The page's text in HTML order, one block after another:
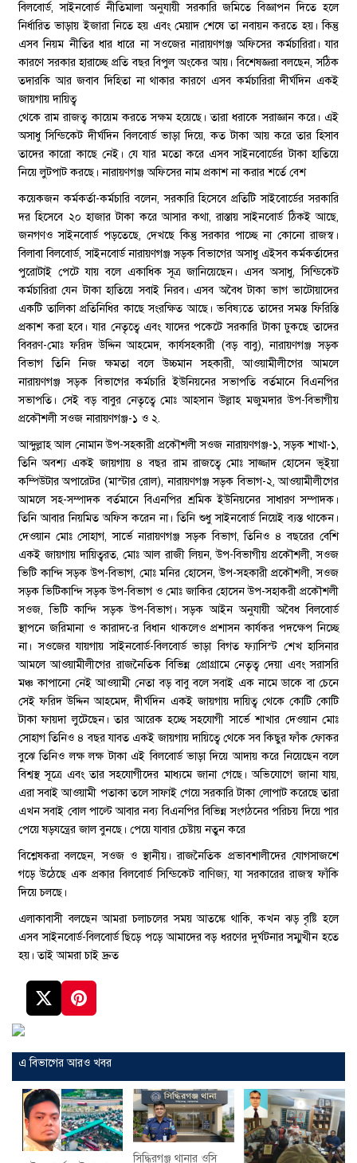
বিলবোর্ড, সাইনবোর্ড নীতিমালা অনুযায়ী সরকারি জমিতে বিজ্ঞাপন দিতে হলে
নির্ধারিত ভাড়ায় ইজারা নিতে হয় এবং মেয়াদ শেষে তা নবায়ন করতে হয়। কিন্তু
এসব নিয়ম নীতির ধার ধারে না সওজের নারায়ণগঞ্জ অফিসের কর্মচারিরা। যার
কারণে সরকার হারাচ্ছে প্রতি বছর বিপুল অংকের আয়। বিশেষজ্ঞরা বলছেন, সঠিক
তদারকি আর জবাব দিহিতা না থাকার কারণে এসব কর্মচারিরা দীর্ঘদিন একই
জায়গায় দায়িত্ব
থেকে রাম রাজত্ব কায়েম করতে সক্ষম হয়েছে। তারা ধরাকে সরাজ্ঞান করে। এই
অসাধু সিন্ডিকেট দীর্ঘদিন বিলবোর্ড ভাড়া দিয়ে, কত টাকা আয় করে তার হিসাব
তাদের কারো কাছে নেই। যে যার মতো করে এসব সাইনবোর্ডের টাকা হাতিয়ে
নিয়ে লুটপাট করছে। নারায়ণগঞ্জ অফিসের নাম প্রকাশ না করার শর্তে বেশ
কয়েকজন কর্মকর্তা-কর্মচারি বলেন, সরকারি হিসেবে প্রতিটি সাইবোর্ডের সরকারি
দর হিসেবে ২০ হাজার টাকা করে আসার কথা, রাস্তায় সাইনবোর্ড ঠিকই আছে,
জনগণও সাইনবোর্ড পড়তেছে, দেখছে কিন্তু সরকার পাচ্ছে না কোনো রাজস্ব।
বিলাবা বিলবোর্ড, সাইনবোর্ড নারায়ণগঞ্জ সড়ক বিভাগের অসাধু এইসব কর্মকর্তাদের
পুরোটাই পেটে যায় বলে একাধিক সূত্র জানিয়েছেন। এসব অসাধু, সিন্ডিকেট
কর্মচারিরা যেন টাকা হাতিয়ে সবাই নিরব। এসব অবৈধ টাকা ভাগ ভাটোয়াদের
একটি তালিকা প্রতিনিধির কাছে সংরক্ষিত আছে। ভবিষ্যতে তাদের সমস্ত ফিরিস্তি
প্রকাশ করা হবে। যার নেতৃত্বে এবং যাদের পকেটে সরকারি টাকা ঢুকছে তাদের
বিবরণ-মোঃ ফরিদ উদ্দিন আহমেদ, কার্যসহকারী (বড় বাবু), নারায়ণগঞ্জ সড়ক
বিভাগ তিনি নিজ ক্ষমতা বলে উচ্চমান সহকারী, আওয়ামীলীগের আমলে
নারায়ণগঞ্জ সড়ক বিভাগের কর্মচারি ইউনিয়নের সভাপতি বর্তমানে বিএনপির
সভাপতি। সেই বড় বাবুর নেতৃত্বে মোঃ আহসান উল্লাহ মজুমদার উপ-বিভাগীয়
প্রকৌশলী সওজ নারায়ণগঞ্জ-১ ও ২.
আব্দুল্লাহ আল নোমান উপ-সহকারী প্রকৌশলী সওজ নারায়ণগঞ্জ-১, সড়ক শাখা-১,
তিনি অবশ্য একই জায়গায় ৪ বছর রাম রাজত্বে মোঃ সাজ্জাদ হোসেন ভূইয়া
কম্পিউটার অপারেটর (মাস্টার রোল), নারায়ণগঞ্জ সড়ক বিভাগ-২, আওয়ামীলীগের
আমলে সহ-সম্পাদক বর্তমানে বিএনপির শ্রমিক ইউনিয়নের সাধারণ সম্পাদক।
তিনি আবার নিয়মিত অফিস করেন না। তিনি শুধু সাইনবোর্ড নিয়েই ব্যস্ত থাকেন।
দেওয়ান মোঃ সোহাগ, সার্ভে নারায়ণগঞ্জ সড়ক বিভাগ, তিনিও ৪ বছরের বেশি
একই জায়গায় দায়িত্বরত, মোঃ আল রাজী লিয়ন, উপ-বিভাগীয় প্রকৌশলী, সওজ
ভিটি কান্দি সড়ক উপ-বিভাগ, মোঃ মনির হোসেন, উপ-সহকারী প্রকৌশলী, সওজ
সড়ক ভিটিকান্দি সড়ক উপ-বিভাগ ও মোঃ জাকির হোসেন উপ-সহাকরী প্রকৌশলী
সওজ, ভিটি কান্দি সড়ক উপ-বিভাগ। সড়ক আইন অনুযায়ী অবৈধ বিলবোর্ড
স্থাপনে জরিমানা ও কারাদ-ের বিধান থাকলেও প্রশাসন কার্যকর পদক্ষেপ নিচ্ছে
না। সওজের যায়গায় সাইনবোর্ড-বিলবোর্ড ভাড়া বিগত ফ্যাসিস্ট শেখ হাসিনার
আমলে আওয়ামীলীগের রাজনৈতিক বিভিন্ন প্রোগ্রামে নেতৃত্ব দেয়া এবং সরাসরি
মঞ্চ কাপানো নেই আওয়ামী নেতা বড় বাবু বলে সবাই এক নামে ডাকে বা চেনে
সেই ফরিদ উদ্দিন আহমেদ, দীর্ঘদিন একই জায়গায় দায়িত্ব থেকে কোটি কোটি
টাকা ফায়দা লুটেছেন। তার আরেক হচ্ছে সহযোগী সার্ভে শাখার দেওয়ান মোঃ
সোহাগ তিনিও ৪ বছর যাবত একই জায়গায় দায়িত্বে থেকে সব কিছুর ফাঁক ফোকর
বুঝে তিনিও লক্ষ লক্ষ টাকা এই বিলবোর্ড ভাড়া দিয়ে আদায় করে নিয়েছেন বলে
বিশ্বস্থ সূত্রে এবং তার সহযোগীদের মাধ্যমে জানা গেছে। অভিযোগে জানা যায়,
এরা সবাই আওয়ামী পতাকা তলে সাফাই গেয়ে সরকারি টাকা লোপাট করেছে তারা
এখন সবাই বোল পাল্টে আবার নব্য বিএনপির বিভিন্ন সংগঠনের পরিচয় দিয়ে পার
পেয়ে ষড়যন্ত্রের জাল বুনছে। পেয়ে যাবার চেষ্টায় নতুন করে
বিশ্লেষকরা বলছেন, সওজ ও স্থানীয়। রাজনৈতিক প্রভাবশালীদের যোগসাজশে
গড়ে উঠেছে এক প্রকার বিলবোর্ড সিন্ডিকেট বাণিজ্য, যা সরকারের রাজস্ব ফাঁকি
দিয়ে চলছে।
এলাকাবাসী বলছেন আমরা চলাচলের সময় আতঙ্কে থাকি, কখন ঝড় বৃষ্টি হলে
এসব সাইনবোর্ড-বিলবোর্ড ছিড়ে পড়ে আমাদের বড় ধরণের দুর্ঘটনার সম্মুখীন হতে
হয়। তাই আমরা চাই দ্রুত
এ বিভাগের আরও খবর
সিদ্ধিরগঞ্জ থানার ওসি